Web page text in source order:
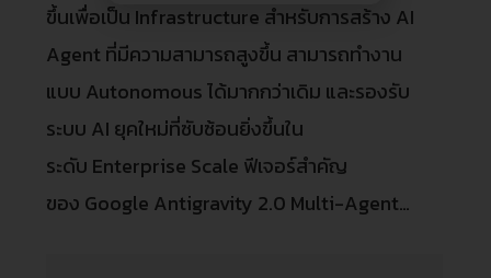
ขึ้นเพื่อเป็น Infrastructure สำหรับการสร้าง AI
Agent ที่มีความสามารถสูงขึ้น สามารถทำงาน
แบบ Autonomous ได้มากกว่าเดิม และรองรับ
ระบบ AI ยุคใหม่ที่ซับซ้อนยิ่งขึ้นใน
ระดับ Enterprise Scale ฟีเจอร์สำคัญ
ของ Google Antigravity 2.0 Multi-Agent…